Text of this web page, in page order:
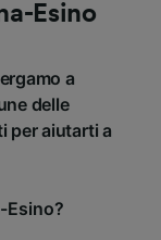
Esino
a
delle
per aiutarti a
Esino?